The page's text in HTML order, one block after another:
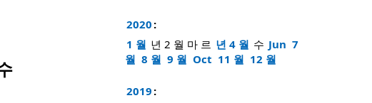
2020 :
1 월 년 2 월 마 르 년 4 월 수 Jun 7
월 8 월 9 월 Oct 11 월 12 월
2019 :